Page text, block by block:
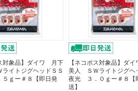
対象品】ダイワ 月下
イトジグヘッドＳＳ
ｇー＃８【即日発
【ネコポス対象品】ダ
美人 ＳＷライトジグヘ
夜光 ３．０ｇー＃８【
送】